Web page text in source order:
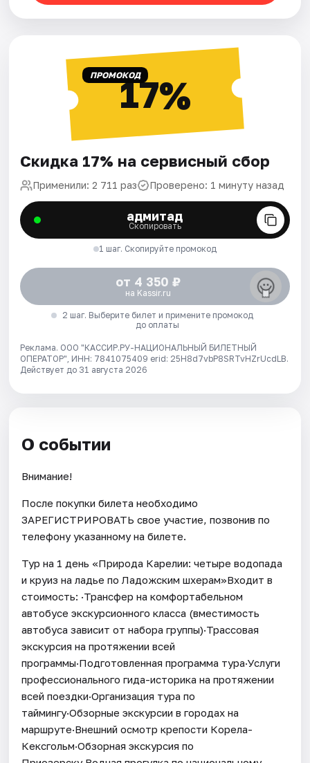
ПРОМОКОД17%
Скидка 17% на сервисный сбор
Применили: 2 711 раз Проверено: 1 минуту назад
адмитад
Скопировать
1 шаг. Скопируйте промокод
от 4 350 ₽
на Kassir.ru
2 шаг. Выберите билет и примените промокод
до оплаты
Реклама. ООО "КАССИР.РУ-НАЦИОНАЛЬНЫЙ БИЛЕТНЫЙ
ОПЕРАТОР", ИНН: 7841075409 erid: 25H8d7vbP8SRTvHZrUcdLB.
Действует до 31 августа 2026
О событии
Внимание!
После покупки билета необходимо
ЗАРЕГИСТРИРОВАТЬ свое участие, позвонив по
телефону указанному на билете.
Тур на 1 день «Природа Карелии: четыре водопада
и круиз на ладье по Ладожским шхерам»Входит в
стоимость: ·Трансфер на комфортабельном
автобусе экскурсионного класса (вместимость
автобуса зависит от набора группы)·Трассовая
экскурсия на протяжении всей
программы·Подготовленная программа тура·Услуги
профессионального гида-историка на протяжении
всей поездки·Организация тура по
таймингу·Обзорные экскурсии в городах на
маршруте·Внешний осмотр крепости Корела-
Кексгольм·Обзорная экскурсия по